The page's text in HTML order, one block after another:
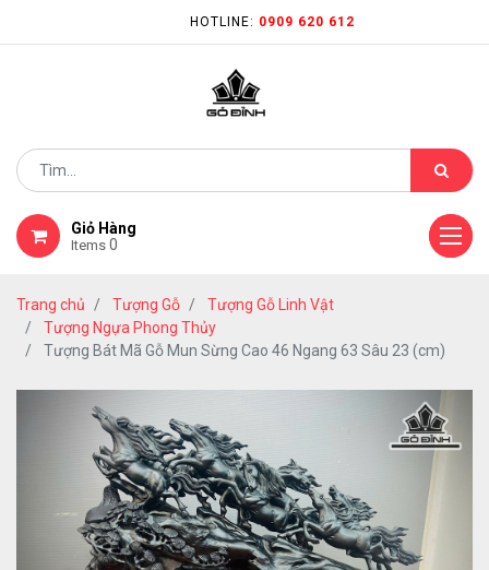
HOTLINE: 0909 620 612
Giỏ Hàng
Items 0
Trang chủ Tượng Gỗ
Tượng Gỗ Linh Vật
Tượng Ngựa Phong Thủy
Tượng Bát Mã Gỗ Mun Sừng Cao 46 Ngang 63 Sâu 23 (cm)